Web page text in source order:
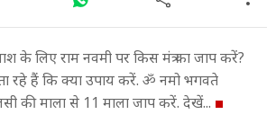
के लिए राम नवमी पर किस मंत्र का जाप करें?
रहे हैं कि क्या उपाय करें. ॐ नमो भगवते
की माला से 11 माला जाप करें. देखें...